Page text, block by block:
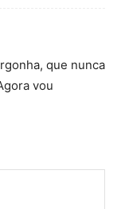
que nunca
vou